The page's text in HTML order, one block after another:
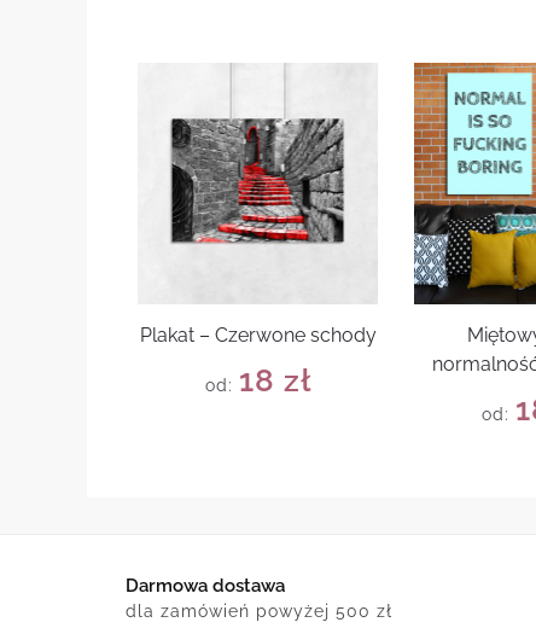
Plakat – Czerwone schody
od: 18 zł
od:
Darmowa dostawa
dla zamówień powyżej 500 zł